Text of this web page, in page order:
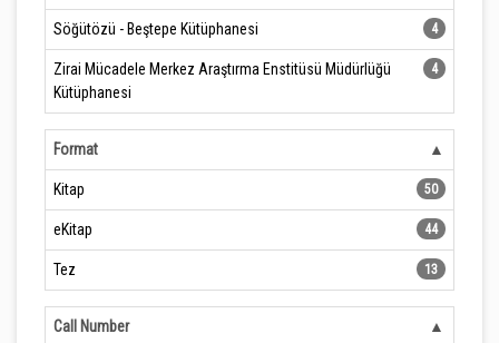
Söğütözü - Beştepe Kütüphanesi 4
Zirai Mücadele Merkez Araştırma Enstitüsü Müdürlüğü
Kütüphanesi
4
Format
Kitap 50
eKitap 44
Tez 13
Call Number